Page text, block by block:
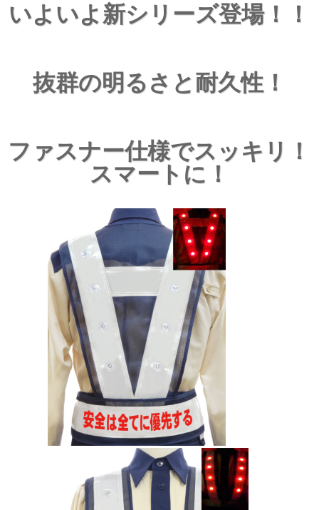
いよいよ新シリーズ登場！！
抜群の明るさと耐久性！
ファスナー仕様でスッキリ！
スマートに！